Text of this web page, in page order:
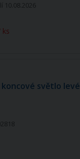
10.08.2026
ks
koncové světlo levé